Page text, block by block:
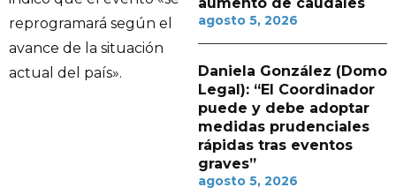
reprogramará según el
avance de la situación
actual del país».
agosto 5, 2026
Daniela González (Domo
Legal): “El Coordinador
puede y debe adoptar
medidas prudenciales
rápidas tras eventos
graves”
agosto 5, 2026